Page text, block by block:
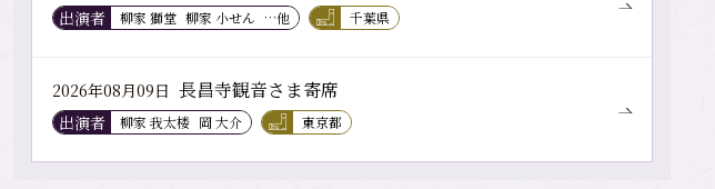
出演者 柳家 獅堂 柳家 小せん …他 千葉県
2026年08月09日 長昌寺観音さま寄席
出演者 柳家 我太楼 岡 大介 東京都